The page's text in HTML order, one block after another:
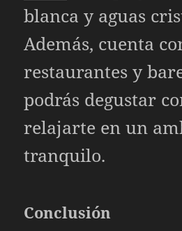
blanca y aguas
Además, cuenta
restaurantes y
podrás degustar
relajarte en un
tranquilo.
Conclusión